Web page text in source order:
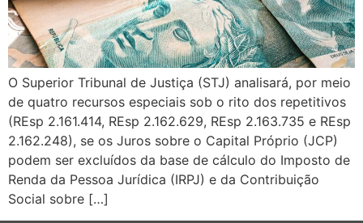
O Superior Tribunal de Justiça (STJ) analisará, por meio
de quatro recursos especiais sob o rito dos repetitivos
(REsp 2.161.414, REsp 2.162.629, REsp 2.163.735 e REsp
2.162.248), se os Juros sobre o Capital Próprio (JCP)
podem ser excluídos da base de cálculo do Imposto de
Renda da Pessoa Jurídica (IRPJ) e da Contribuição
Social sobre […]